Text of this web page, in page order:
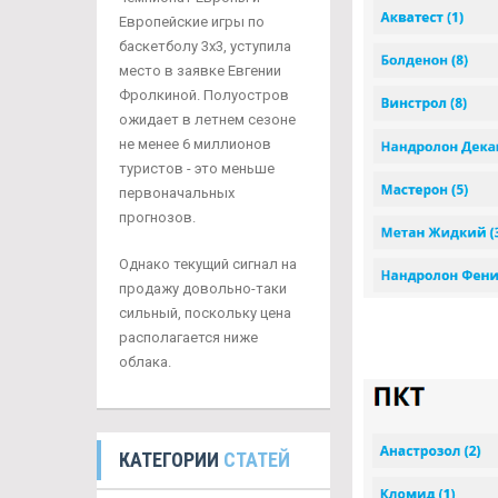
Европейские игры по
баскетболу 3х3, уступила
место в заявке Евгении
Фролкиной. Полуостров
ожидает в летнем сезоне
не менее 6 миллионов
туристов - это меньше
первоначальных
прогнозов.
Однако текущий сигнал на
продажу довольно-таки
сильный, поскольку цена
располагается ниже
облака.
КАТЕГОРИИ СТАТЕЙ